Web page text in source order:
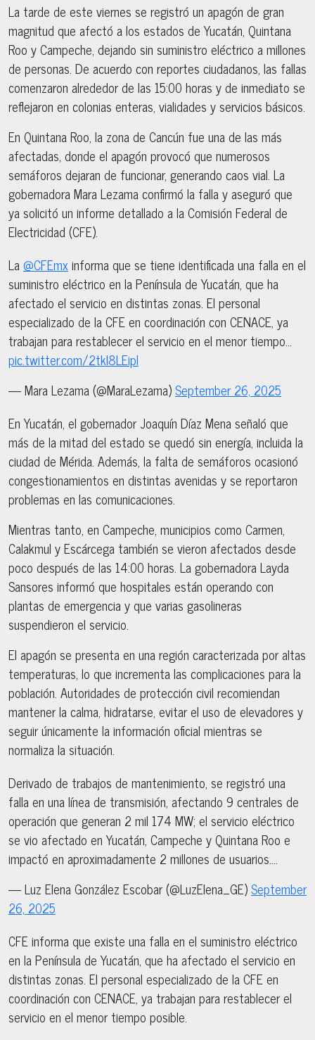
La tarde de este viernes se registró un apagón de gran
magnitud que afectó a los estados de Yucatán, Quintana
Roo y Campeche, dejando sin suministro eléctrico a millones
de personas. De acuerdo con reportes ciudadanos, las fallas
comenzaron alrededor de las 15:00 horas y de inmediato se
reflejaron en colonias enteras, vialidades y servicios básicos.
En Quintana Roo, la zona de Cancún fue una de las más
afectadas, donde el apagón provocó que numerosos
semáforos dejaran de funcionar, generando caos vial. La
gobernadora Mara Lezama confirmó la falla y aseguró que
ya solicitó un informe detallado a la Comisión Federal de
Electricidad (CFE).
La@CFEmxinforma que se tiene identificada una falla en el
suministro eléctrico en la Península de Yucatán, que ha
afectado el servicio en distintas zonas. El personal
especializado de la CFE en coordinación con CENACE, ya
trabajan para restablecer el servicio en el menor tiempo…
pic.twitter.com/2tkI8LEipI
— Mara Lezama (@MaraLezama)September 26, 2025
En Yucatán, el gobernador Joaquín Díaz Mena señaló que
más de la mitad del estado se quedó sin energía, incluida la
ciudad de Mérida. Además, la falta de semáforos ocasionó
congestionamientos en distintas avenidas y se reportaron
problemas en las comunicaciones.
Mientras tanto, en Campeche, municipios como Carmen,
Calakmul y Escárcega también se vieron afectados desde
poco después de las 14:00 horas. La gobernadora Layda
Sansores informó que hospitales están operando con
plantas de emergencia y que varias gasolineras
suspendieron el servicio.
El apagón se presenta en una región caracterizada por altas
temperaturas, lo que incrementa las complicaciones para la
población. Autoridades de protección civil recomiendan
mantener la calma, hidratarse, evitar el uso de elevadores y
seguir únicamente la información oficial mientras se
normaliza la situación.
Derivado de trabajos de mantenimiento, se registró una
falla en una línea de transmisión, afectando 9 centrales de
operación que generan 2 mil 174 MW; el servicio eléctrico
se vio afectado en Yucatán, Campeche y Quintana Roo e
impactó en aproximadamente 2 millones de usuarios.…
— Luz Elena González Escobar (@LuzElena_GE)September
26, 2025
CFE informa que existe una falla en el suministro eléctrico
en la Península de Yucatán, que ha afectado el servicio en
distintas zonas. El personal especializado de la CFE en
coordinación con CENACE, ya trabajan para restablecer el
servicio en el menor tiempo posible.